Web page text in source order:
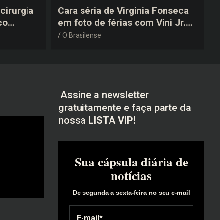
a
Cara séria de Virginia Fonseca
em foto de férias com Vini Jr.
vira piada na web: “Não
O Brasilense
Assine a newsletter
gratuitamente e faça parte da
nossa LISTA VIP!
Sua cápsula diária de
notícias
De segunda a sexta-feira no seu e-mail